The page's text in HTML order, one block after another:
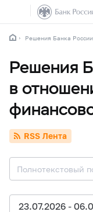
Решения Банка России
Решения
в
RSS Лента
23.07.2026 -